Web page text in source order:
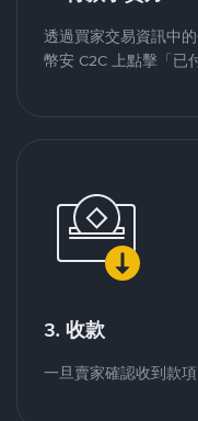
透過買家交易資訊中
幣安 C2C 上點擊「已
3. 收款
一旦賣家確認收到款